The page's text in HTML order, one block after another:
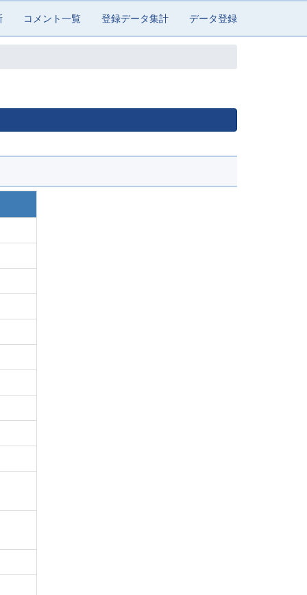
コメント一覧 登録データ集計 データ登録